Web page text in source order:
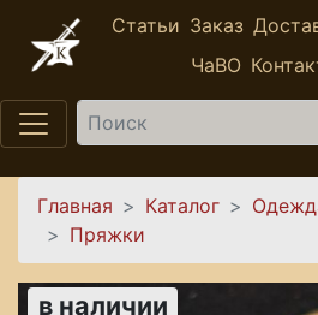
Перейти к основному
Статьи Заказ
ЧаВО
Найти
Вы здесь
Главная Каталог
Пряжки
в наличии